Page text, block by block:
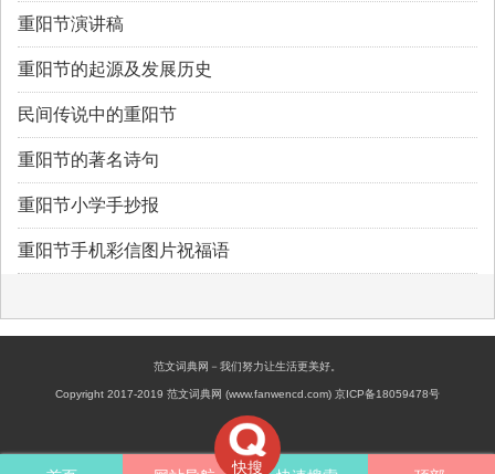
重阳节演讲稿
重阳节的起源及发展历史
民间传说中的重阳节
重阳节的著名诗句
重阳节小学手抄报
重阳节手机彩信图片祝福语
快搜
范文词典网－我们努力让生活更美好。
Copyright 2017-2019 范文词典网 (www.fanwencd.com) 京ICP备18059478号